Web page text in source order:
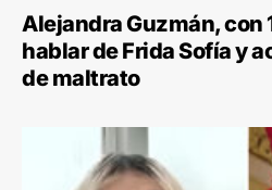
Alejandra Guzmán, con
hablar de Frida Sofía y
de maltrato